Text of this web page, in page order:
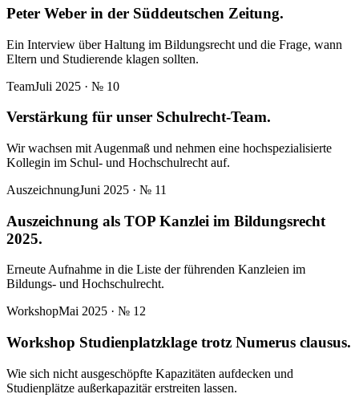
Peter Weber in der Süddeutschen Zeitung.
Ein Interview über Haltung im Bildungsrecht und die Frage, wann
Eltern und Studierende klagen sollten.
TeamJuli 2025 · № 10
Verstärkung für unser Schulrecht-Team.
Wir wachsen mit Augenmaß und nehmen eine hochspezialisierte
Kollegin im Schul- und Hochschulrecht auf.
AuszeichnungJuni 2025 · № 11
Auszeichnung als TOP Kanzlei im Bildungsrecht
2025.
Erneute Aufnahme in die Liste der führenden Kanzleien im
Bildungs- und Hochschulrecht.
WorkshopMai 2025 · № 12
Workshop Studienplatzklage trotz Numerus clausus.
Wie sich nicht ausgeschöpfte Kapazitäten aufdecken und
Studienplätze außerkapazitär erstreiten lassen.